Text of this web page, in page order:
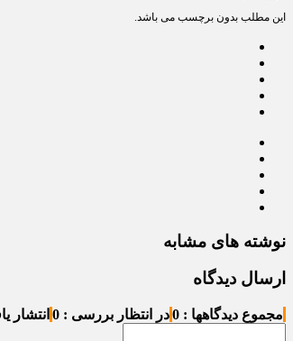
این مطلب بدون برچسب می باشد.
نوشته های مشابه
ارسال دیدگاه
مجموع دیدگاهها : 0 در انتظار بررسی : 0 انتشار